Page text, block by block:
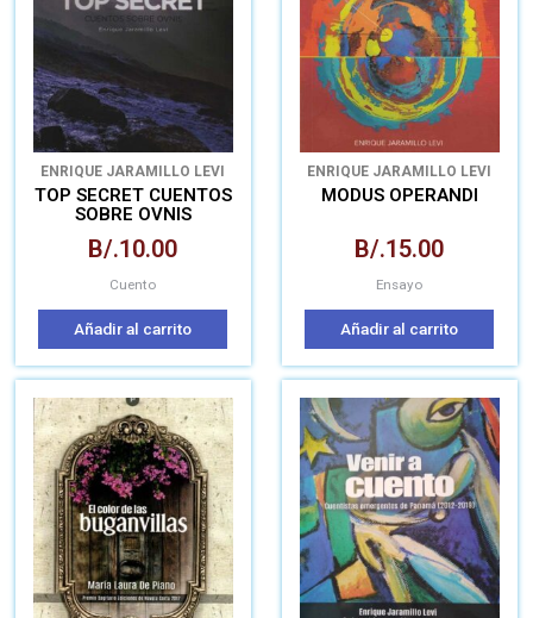
ENRIQUE JARAMILLO LEVI
TOP SECRET CUENTOS
SOBRE OVNIS
B/.10.00
Cuento
Añadir al carrito
ENRIQUE JARAMILLO LEVI
MODUS OPERANDI
B/.15.00
Ensayo
Añadir al carrito